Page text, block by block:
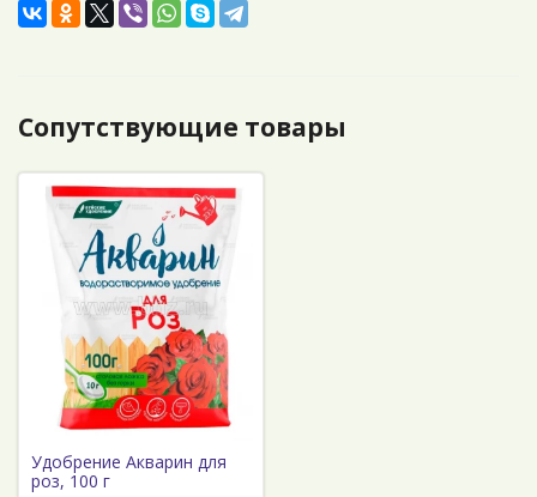
Сопутствующие товары
Удобрение Акварин для
роз, 100 г